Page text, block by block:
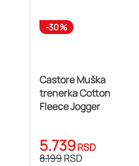
-30%
Castore Muška
trenerka Cotton
Fleece Jogger
5.739RSD
8.199RSD